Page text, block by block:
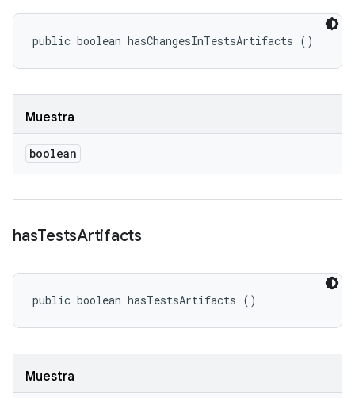
public boolean hasChangesInTestsArtifacts ()
Muestra
boolean
hasTestsArtifacts
public boolean hasTestsArtifacts ()
Muestra